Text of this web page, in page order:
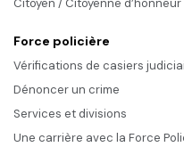
Citoyen / Citoyenne d’honneur
Force policière
Vérifications de casiers
Dénoncer un crime
Services et divisions
Une carrière avec la Force